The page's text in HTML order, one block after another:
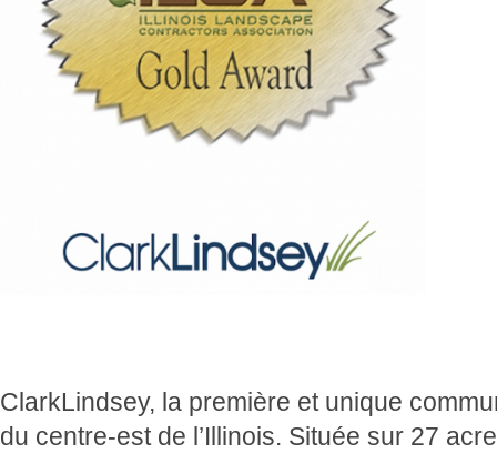
ClarkLindsey, la première et unique
du centre-est de l’Illinois. Située sur 27